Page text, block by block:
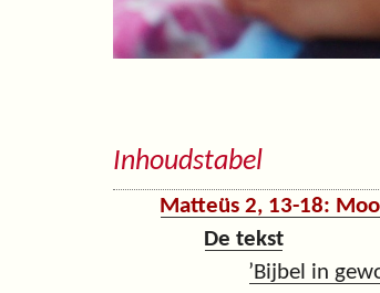
Inhoudstabel
Matteüs 2, 13-18:
De tekst
’Bijbel in